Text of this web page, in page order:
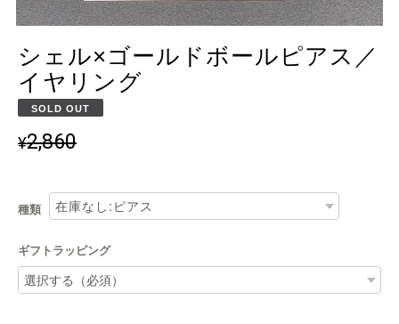
シェル×ゴールドボールピアス／
イヤリング
SOLD OUT
¥2,860
種類
ギフトラッピング